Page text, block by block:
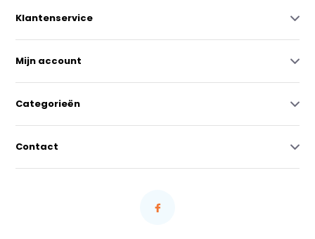
Klantenservice
Mijn account
Categorieën
Contact